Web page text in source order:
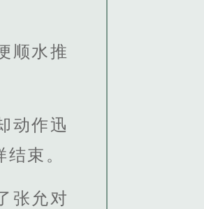
顺水推
动作迅
束。
张允对